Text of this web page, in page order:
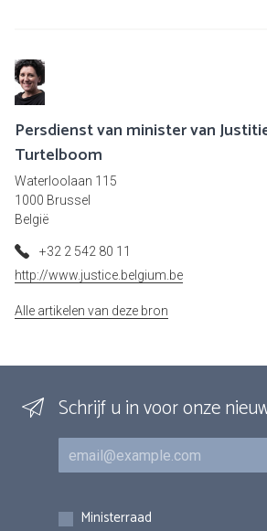
Persdienst van minister van
Turtelboom
Waterloolaan 115
1000 Brussel
België
+32 2 542 80 11
http://www.justice.belgium.be
Alle artikelen van deze bron
Schrijf u in voor onze
E-mail
Inschrijvingen
Ministerraad